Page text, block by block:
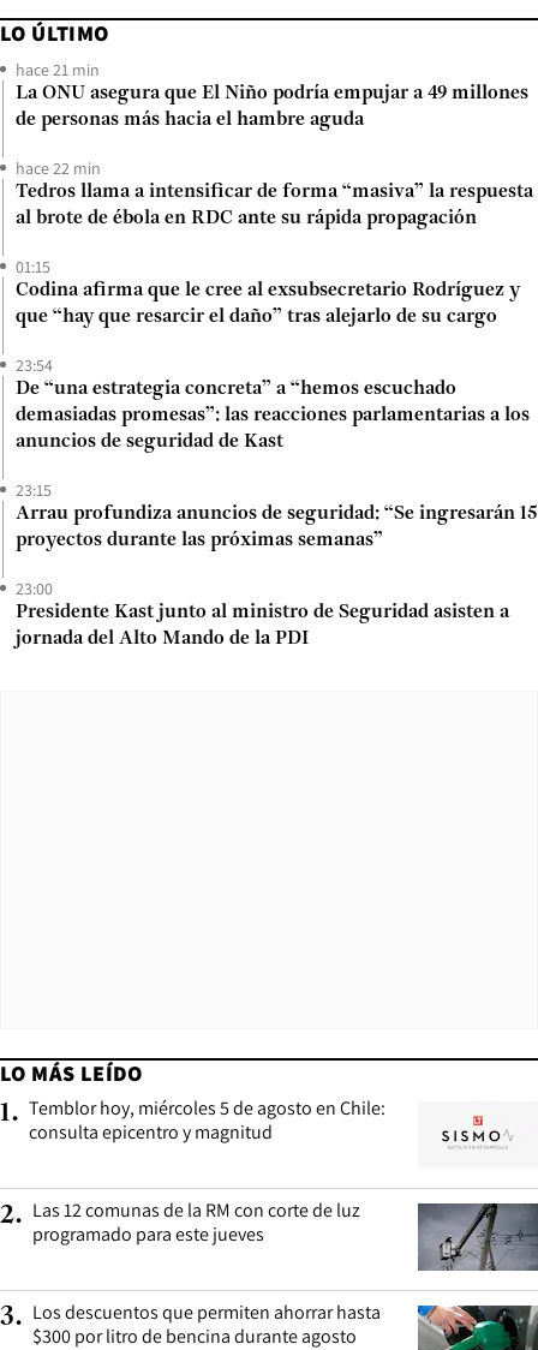
LO ÚLTIMO
hace 21 min
La ONU asegura que El Niño podría empujar a 49 millones
de personas más hacia el hambre aguda
hace 22 min
Tedros llama a intensificar de forma “masiva” la respuesta
al brote de ébola en RDC ante su rápida propagación
01:15
Codina afirma que le cree al exsubsecretario Rodríguez y
que “hay que resarcir el daño” tras alejarlo de su cargo
23:54
De “una estrategia concreta” a “hemos escuchado
demasiadas promesas”: las reacciones parlamentarias a los
anuncios de seguridad de Kast
23:15
Arrau profundiza anuncios de seguridad: “Se ingresarán 15
proyectos durante las próximas semanas”
23:00
Presidente Kast junto al ministro de Seguridad asisten a
jornada del Alto Mando de la PDI
LO MÁS LEÍDO
1. Temblor hoy, miércoles 5 de agosto en Chile:
consulta epicentro y magnitud
2. Las 12 comunas de la RM con corte de luz
programado para este jueves
3. Los descuentos que permiten ahorrar hasta
$300 por litro de bencina durante agosto